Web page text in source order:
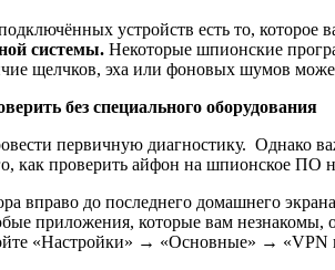
устройств есть то,
системы. Некоторые шпионские
щелчков, эха или фоновых шумов может
без специального оборудования
первичную диагностику. Однако
как проверить айфон на шпионское ПО
вправо до последнего домашнего
приложения, которые вам незнакомы,
«Настройки» → «Основные» → «VPN